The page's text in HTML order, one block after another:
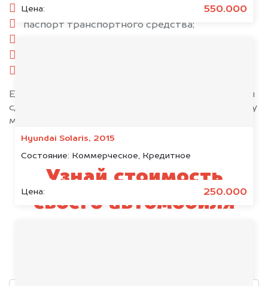
Цена: 550.000
Hyundai Solaris, 2015
Состояние: Коммерческое, Кредитное
Цена: 250.000
паспорт гражданина РФ;
паспорт транспортного средства;
Если у вас нет всех документов, то наши юристы
сделают всё возможное, чтобы оформить сделку
максимально быстро!
Узнай стоимость
своего автомобиля